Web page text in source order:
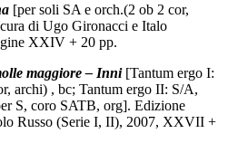
[per soli SA e orch.(2 ob 2 cor,
di Ugo Gironacci e Italo
XXIV + 20 pp.
maggiore – Inni[Tantum ergo I:
archi) , bc; Tantum ergo II: S/A,
S, coro SATB, org]. Edizione
Russo (Serie I, II), 2007, XXVII +